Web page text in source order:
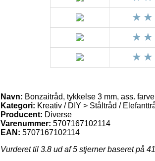
Navn: Bonzaitråd, tykkelse 3 mm, ass.
Kategori: Kreativ / DIY > Ståltråd /
Producent: Diverse
Varenummer: 5707167102114
EAN: 5707167102114
Vurderet til 3.8 ud af 5 stjerner baseret på 41